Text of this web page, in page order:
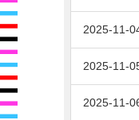
2025-11-
2025-11-
2025-11-